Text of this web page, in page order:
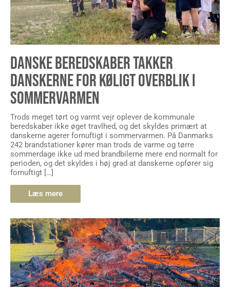
DANSKE BEREDSKABER TAKKER
DANSKERNE FOR KØLIGT OVERBLIK I
SOMMERVARMEN
Trods meget tørt og varmt vejr oplever de kommunale
beredskaber ikke øget travlhed, og det skyldes primært at
danskerne agerer fornuftigt i sommervarmen. På Danmarks
242 brandstationer kører man trods de varme og tørre
sommerdage ikke ud med brandbilerne mere end normalt for
perioden, og det skyldes i høj grad at danskerne opfører sig
fornuftigt […]
Læs mere